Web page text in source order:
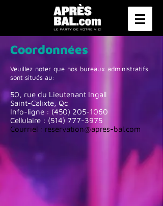
Coordonnées
Veuillez noter que nos bureaux administratifs
sont situés au:
50, rue du Lieutenant Ingall
Saint-Calixte, Qc
Info-ligne : (450) 205-1060
Cellulaire : (514) 777-3975
Courriel : reservation@apres-bal.com